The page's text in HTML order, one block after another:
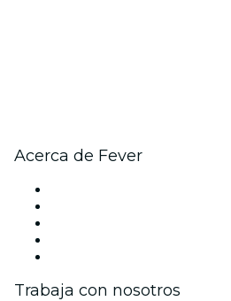
Acerca de Fever
Trabaja con nosotros